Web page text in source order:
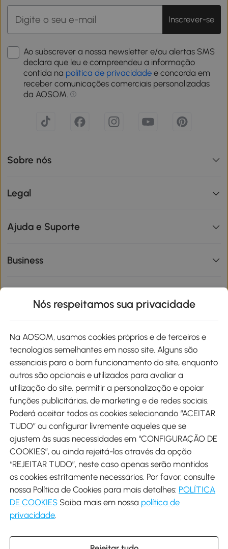
Inscrever-se
Ao subscrever a nossa newsletter e/ou alertas SMS
declara que leu e compreendeu a informação
contida na política de privacidade e concorda em
receber comunicações comerciais personalizadas
da AOSOM.
Sobre nós
Legal
Ajuda e Suporte
Business
Métodos de pagamento
Envio
Descarregar Aosom App
Google Play
Nós respeitamos sua privacidade
Na AOSOM, usamos cookies próprios e de terceiros e
tecnologias semelhantes em nosso site. Alguns são
essenciais para o bom funcionamento do site, enquanto
outros são opcionais e utilizados para avaliar a
utilização do site, permitir a personalização e apoiar
funções publicitárias, de marketing e de redes sociais.
Poderá aceitar todos os cookies selecionando “ACEITAR
TUDO” ou configurar livremente aqueles que se
ajustem às suas necessidades em “CONFIGURAÇÃO DE
COOKIES”, ou ainda rejeitá-los através da opção
“REJEITAR TUDO”, neste caso apenas serão mantidos
os cookies estritamente necessários. Por favor, consulte
nossa Política de Cookies para mais detalhes: POLÍTICA
DE COOKIES Saiba mais em nossa política de
privacidade